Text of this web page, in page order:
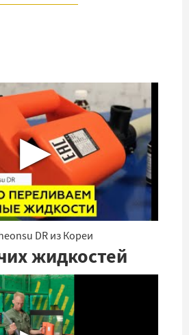
▶
DR из Кореи
жидкостей